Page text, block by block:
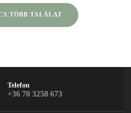
TÖBB TALÁLAT
Telefon
+36 70 3258 673